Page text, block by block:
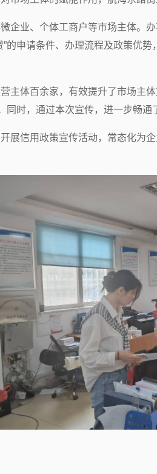
企业、个体工商户等市场主体。
的申请条件、办理流程及政策优
主体百余家，有效提升了市场主
同时，通过本次宣传，进一步畅
展信用政策宣传活动，常态化为